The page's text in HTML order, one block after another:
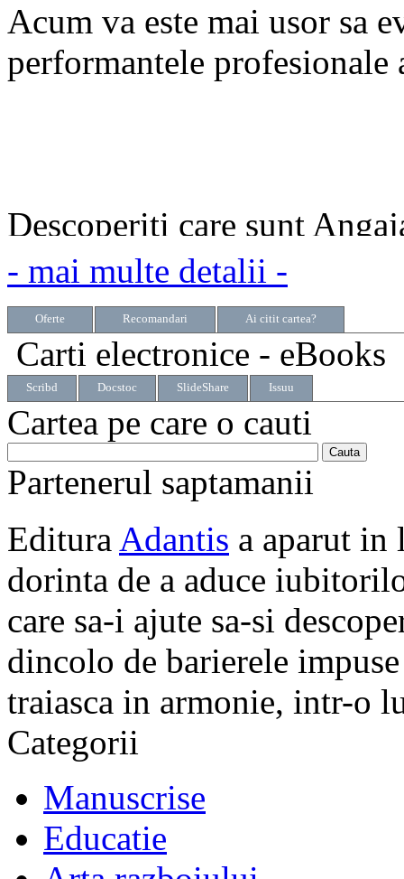
Acum va este mai usor sa
performantele
Descoperiti care sunt
Angajatii pe care ii platiti
Cum puteti face diferenta?
Adevarul este ca angajatul
* Nu este cel care se agita
* Nu este cel care are
- mai multe detalii -
Oferte Recomandari Ai citit cartea?
Carti electronice - eBooks
Scribd Docstoc SlideShare Issuu
Cartea pe care o cauti
Partenerul saptamanii
Editura Adantis a aparut in
dorinta de a aduce
care sa-i ajute sa-si
dincolo de barierele
traiasca in armonie, intr-o
Categorii
Manuscrise
Educatie